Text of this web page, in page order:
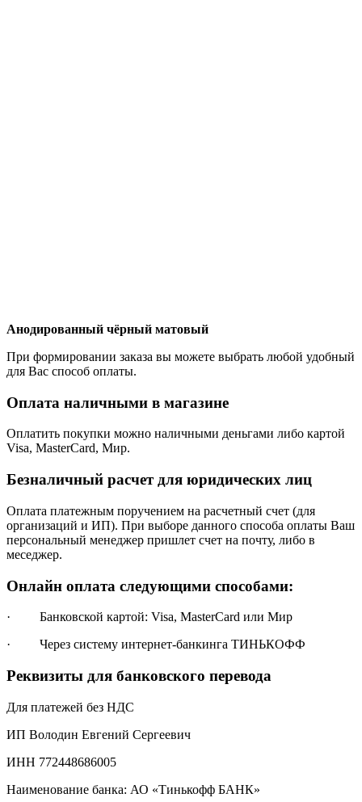
Анодированный чёрный матовый
При формировании заказа вы можете выбрать любой удобный
для Вас способ оплаты.
Оплата наличными в магазине
Оплатить покупки можно наличными деньгами либо картой
Visa, MasterCard, Мир.
Безналичный расчет для юридических лиц
Оплата платежным поручением на расчетный счет (для
организаций и ИП). При выборе данного способа оплаты Ваш
персональный менеджер пришлет счет на почту, либо в
меседжер.
Онлайн оплата следующими способами:
· Банковской картой: Visa, MasterCard или Мир
· Через систему интернет-банкинга ТИНЬКОФФ
Реквизиты для банковского перевода
Для платежей без НДС
ИП Володин Евгений Сергеевич
ИНН 772448686005
Наименование банка: АО «Тинькофф БАНК»